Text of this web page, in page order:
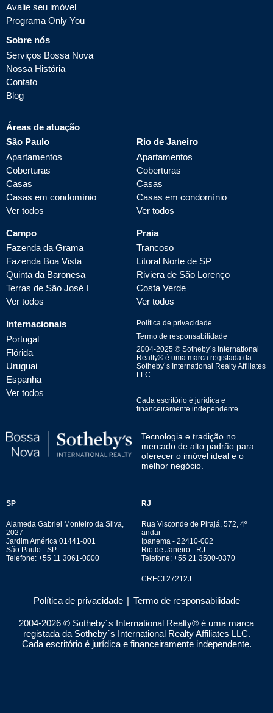
Avalie seu imóvel
Programa Only You
Sobre nós
Serviços Bossa Nova
Nossa História
Contato
Blog
Áreas de atuação
São Paulo
Apartamentos
Coberturas
Casas
Casas em condomínio
Ver todos
Rio de Janeiro
Apartamentos
Coberturas
Casas
Casas em condomínio
Ver todos
Campo
Fazenda da Grama
Fazenda Boa Vista
Quinta da Baronesa
Terras de São José I
Ver todos
Praia
Trancoso
Litoral Norte de SP
Riviera de São Lorenço
Costa Verde
Ver todos
Internacionais
Portugal
Flórida
Uruguai
Espanha
Ver todos
Política de privacidade
Termo de responsabilidade
2004-2025 © Sotheby´s International
Realty® é uma marca registada da
Sotheby´s International Realty Affiliates
LLC.
Cada escritório é jurídica e
financeiramente independente.
Tecnologia e tradição no
mercado de alto padrão para
oferecer o imóvel ideal e o
melhor negócio.
SP
Alameda Gabriel Monteiro da Silva,
2027
Jardim América 01441-001
São Paulo - SP
Telefone: +55 11 3061-0000
RJ
Rua Visconde de Pirajá, 572, 4º
andar
Ipanema - 22410-002
Rio de Janeiro - RJ
Telefone: +55 21 3500-0370
CRECI 27212J
Política de privacidade | Termo de responsabilidade
2004-2026 © Sotheby´s International Realty® é uma marca
registada da Sotheby´s International Realty Affiliates LLC.
Cada escritório é jurídica e financeiramente independente.